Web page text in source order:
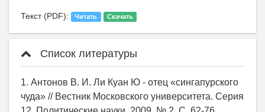
Текст (PDF): Читать Скачать
Список литературы
1. Антонов В. И. Ли Куан Ю - отец «сингапурского
чуда» // Вестник Московского университета. Серия